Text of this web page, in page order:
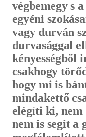
végbemegy s
egyéni
vagy durván
durvasággal
kényességből
csak­hogy
hogy mi is
mindakettő
elégíti ki, nem
nem is segit a